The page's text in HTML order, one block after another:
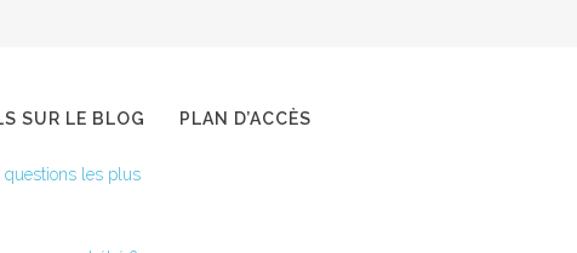
SUR LE BLOG
questions les plus
PLAN D’ACCÈS